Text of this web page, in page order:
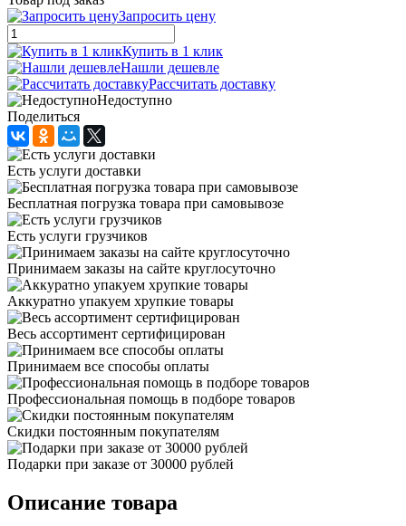
Запросить цену
Купить в 1 клик
Нашли дешевле
Рассчитать доставку
Недоступно
Поделиться
Есть услуги доставки
Бесплатная погрузка товара при самовывозе
Есть услуги грузчиков
Принимаем заказы на сайте круглосуточно
Аккуратно упакуем хрупкие товары
Весь ассортимент сертифицирован
Принимаем все способы оплаты
Профессиональная помощь в подборе товаров
Скидки постоянным покупателям
Подарки при заказе от 30000 рублей
Описание товара